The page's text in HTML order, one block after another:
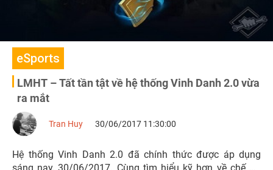
eSports
LMHT – Tất tần tật về hệ thống Vinh Danh 2.0 vừa
ra mắt
Tran Huy 30/06/2017 11:30:00
Hệ thống Vinh Danh 2.0 đã chính thức được áp dụng